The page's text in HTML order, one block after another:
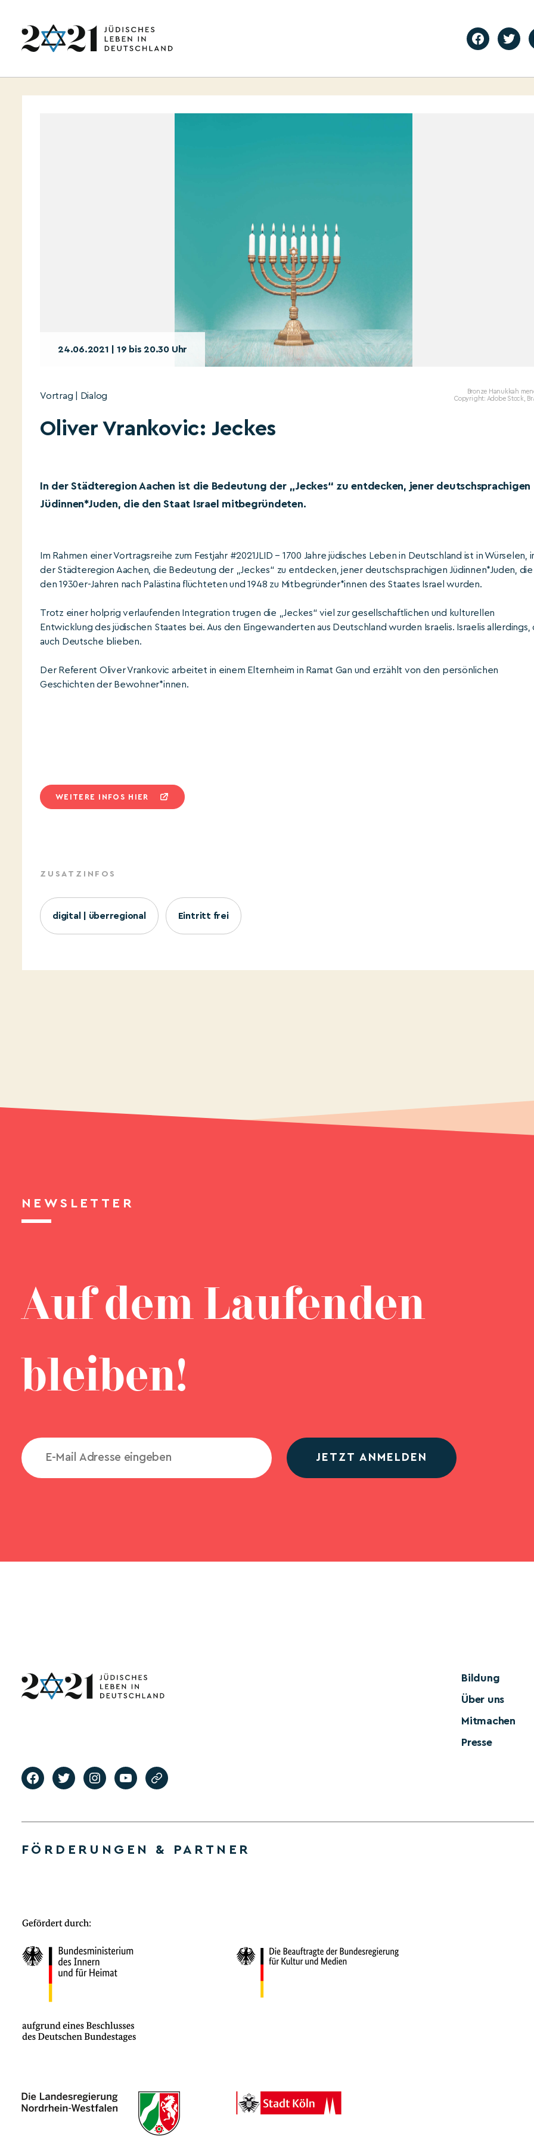
24.06.2021 | 19 bis 20.30 Uhr
Bronze Hanukkah
Copyright: Adobe Stock,
Vortrag | Dialog
Oliver Vrankovic: Jeckes
In der Städteregion Aachen ist die Bedeutung der „Jeckes“ zu entdecken, jener deutschsprachigen
Jüdinnen*Juden, die den Staat Israel mitbegründeten.
Im Rahmen einer Vortragsreihe zum Festjahr #2021JLID – 1700 Jahre jüdisches Leben in Deutschland ist in Würselen,
der Städteregion Aachen, die Bedeutung der „Jeckes“ zu entdecken, jener deutschsprachigen Jüdinnen*Juden, die
den 1930er-Jahren nach Palästina flüchteten und 1948 zu Mitbegründer*innen des Staates Israel wurden.
Trotz einer holprig verlaufenden Integration trugen die „Jeckes“ viel zur gesellschaftlichen und kulturellen
Entwicklung des jüdischen Staates bei. Aus den Eingewanderten aus Deutschland wurden Israelis. Israelis allerdings,
auch Deutsche blieben.
Der Referent Oliver Vrankovic arbeitet in einem Elternheim in Ramat Gan und erzählt von den persönlichen
Geschichten der Bewohner*innen.
WEITERE INFOS HIER
ZUSATZINFOS
digital | überregional Eintritt frei
NEWSLETTER
Auf dem Laufenden
bleiben!
JETZT ANMELDEN
Bildung
Über uns
Mitmachen
Presse
FÖRDERUNGEN & PARTNER